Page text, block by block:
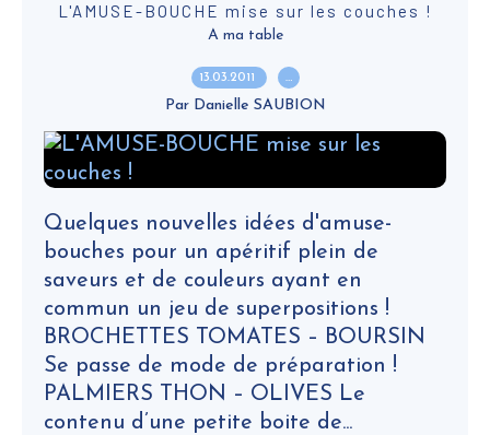
L'AMUSE-BOUCHE mise sur les couches !
A ma table
13.03.2011 …
Par Danielle SAUBION
Quelques nouvelles idées d'amuse-
bouches pour un apéritif plein de
saveurs et de couleurs ayant en
commun un jeu de superpositions !
BROCHETTES TOMATES – BOURSIN
Se passe de mode de préparation !
PALMIERS THON – OLIVES Le
contenu d’une petite boite de...